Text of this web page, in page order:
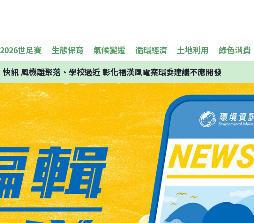
2026世足賽 生態保育 氣候變遷 循環經濟 土地利用 綠色消費
快訊風機離聚落、學校過近 彰化福漢風電案環委建議不應開發